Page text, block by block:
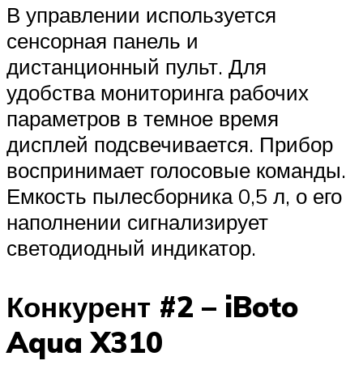
В управлении используется
сенсорная панель и
дистанционный пульт. Для
удобства мониторинга рабочих
параметров в темное время
дисплей подсвечивается. Прибор
воспринимает голосовые команды.
Емкость пылесборника 0,5 л, о его
наполнении сигнализирует
светодиодный индикатор.
Конкурент #2 – iBoto
Aqua X310